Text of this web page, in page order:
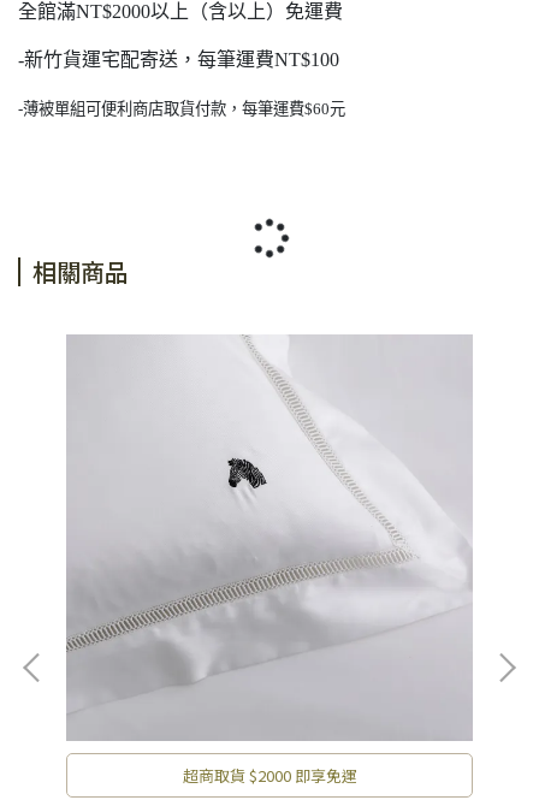
全館滿NT$2000以上（含以上）免運費
-新竹貨運宅配寄送，每筆運費NT$100
-薄被單組可便利商店取貨付款，每筆運費$60元
相關商品
超商取貨 $2000 即享免運